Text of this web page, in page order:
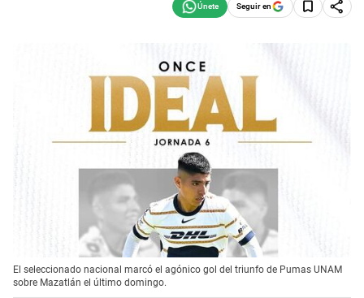
Seguir en
El seleccionado nacional marcó el agónico gol del triunfo de Pumas UNAM
sobre Mazatlán el último domingo.